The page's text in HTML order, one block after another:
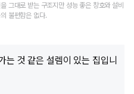
그대로 받는 구조지만 성능 좋은 창호와 설비
불편함은 없다.
는 것 같은 설렘이 있는 집입니